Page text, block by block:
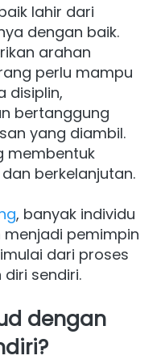
lahir dari
dengan baik.
arahan
perlu mampu
disiplin,
bertanggung
yang diambil.
membentuk
berkelanjutan.
, banyak individu
pemimpin
dari proses
sendiri.
dengan